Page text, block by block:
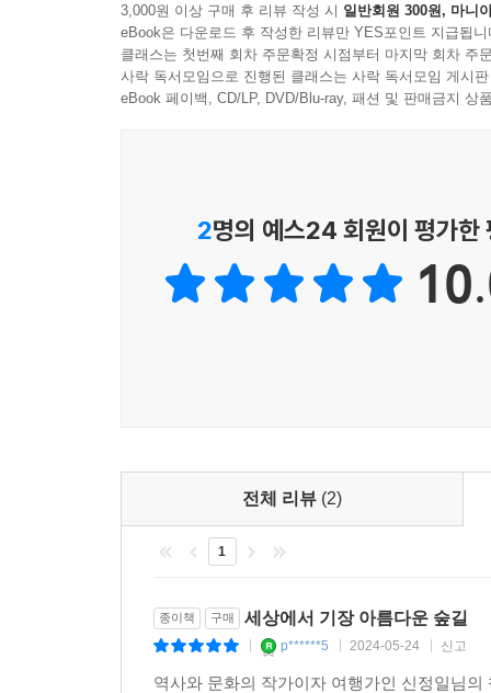
왕과 왕비, 그리고 추존 왕을 합쳐 42기의 능이
동구릉, 영월 장릉까지, 능, 원, 묘를 아우르며 조
함께 왕실 이야기를 흥미진진하게 풀어나간다.
3,000원 이상 구매 후 리뷰 작성 시 일반회원 300원, 마니
eBook은 다운로드 후 작성한 리뷰만 YES포인트 지급됩니
클래스는 첫번째 회차 주문확정 시점부터 마지막 회차 주
사락 독서모임으로 진행된 클래스는 사락 독서모임 게시
eBook 페이백, CD/LP, DVD/Blu-ray, 패션 및 판매금지 상
2명의 예스24 회원이 평가한
전체 리뷰 (2)
1
종이책 구매 세상에서 기장 아름다운 숲길
p******5 2024-05-24 신고
역사와 문화의 작가이자 여행가인 신정일님